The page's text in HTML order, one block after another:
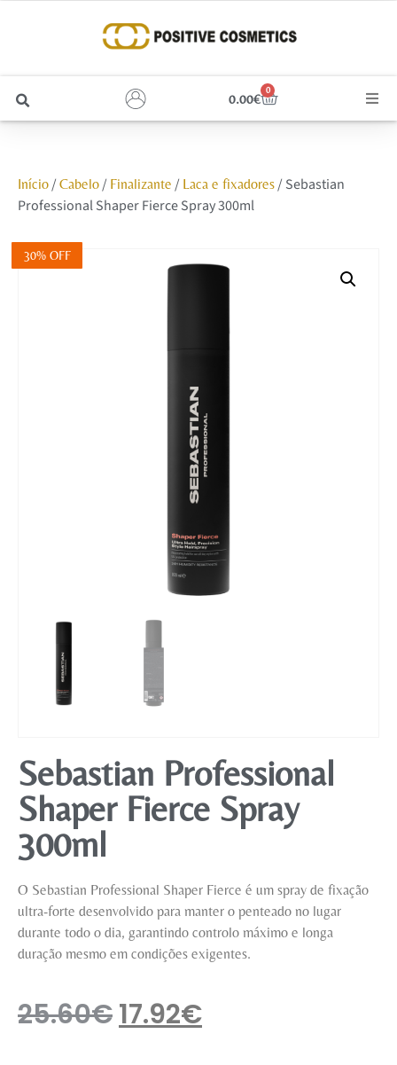
0.00€
0
Unhas
Início/ Cabelo/ Finalizante / Laca e fixadores/ Sebastian
Professional Shaper Fierce Spray 300ml
30% OFF
Sebastian Professional
Shaper Fierce Spray
300ml
O Sebastian Professional Shaper Fierce é um spray de fixação
ultra-forte desenvolvido para manter o penteado no lugar
durante todo o dia, garantindo controlo máximo e longa
duração mesmo em condições exigentes.
25.60€17.92€